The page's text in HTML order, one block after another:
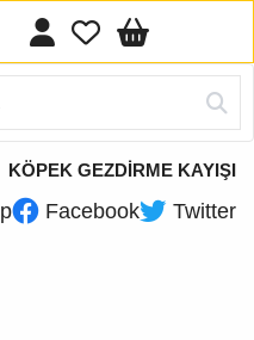
KÖPEK GEZDİRME KAYIŞI
Facebook Twitter